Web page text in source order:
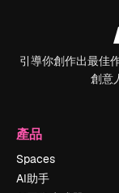
引導你創作出最佳
創意
產品
Spaces
AI助手